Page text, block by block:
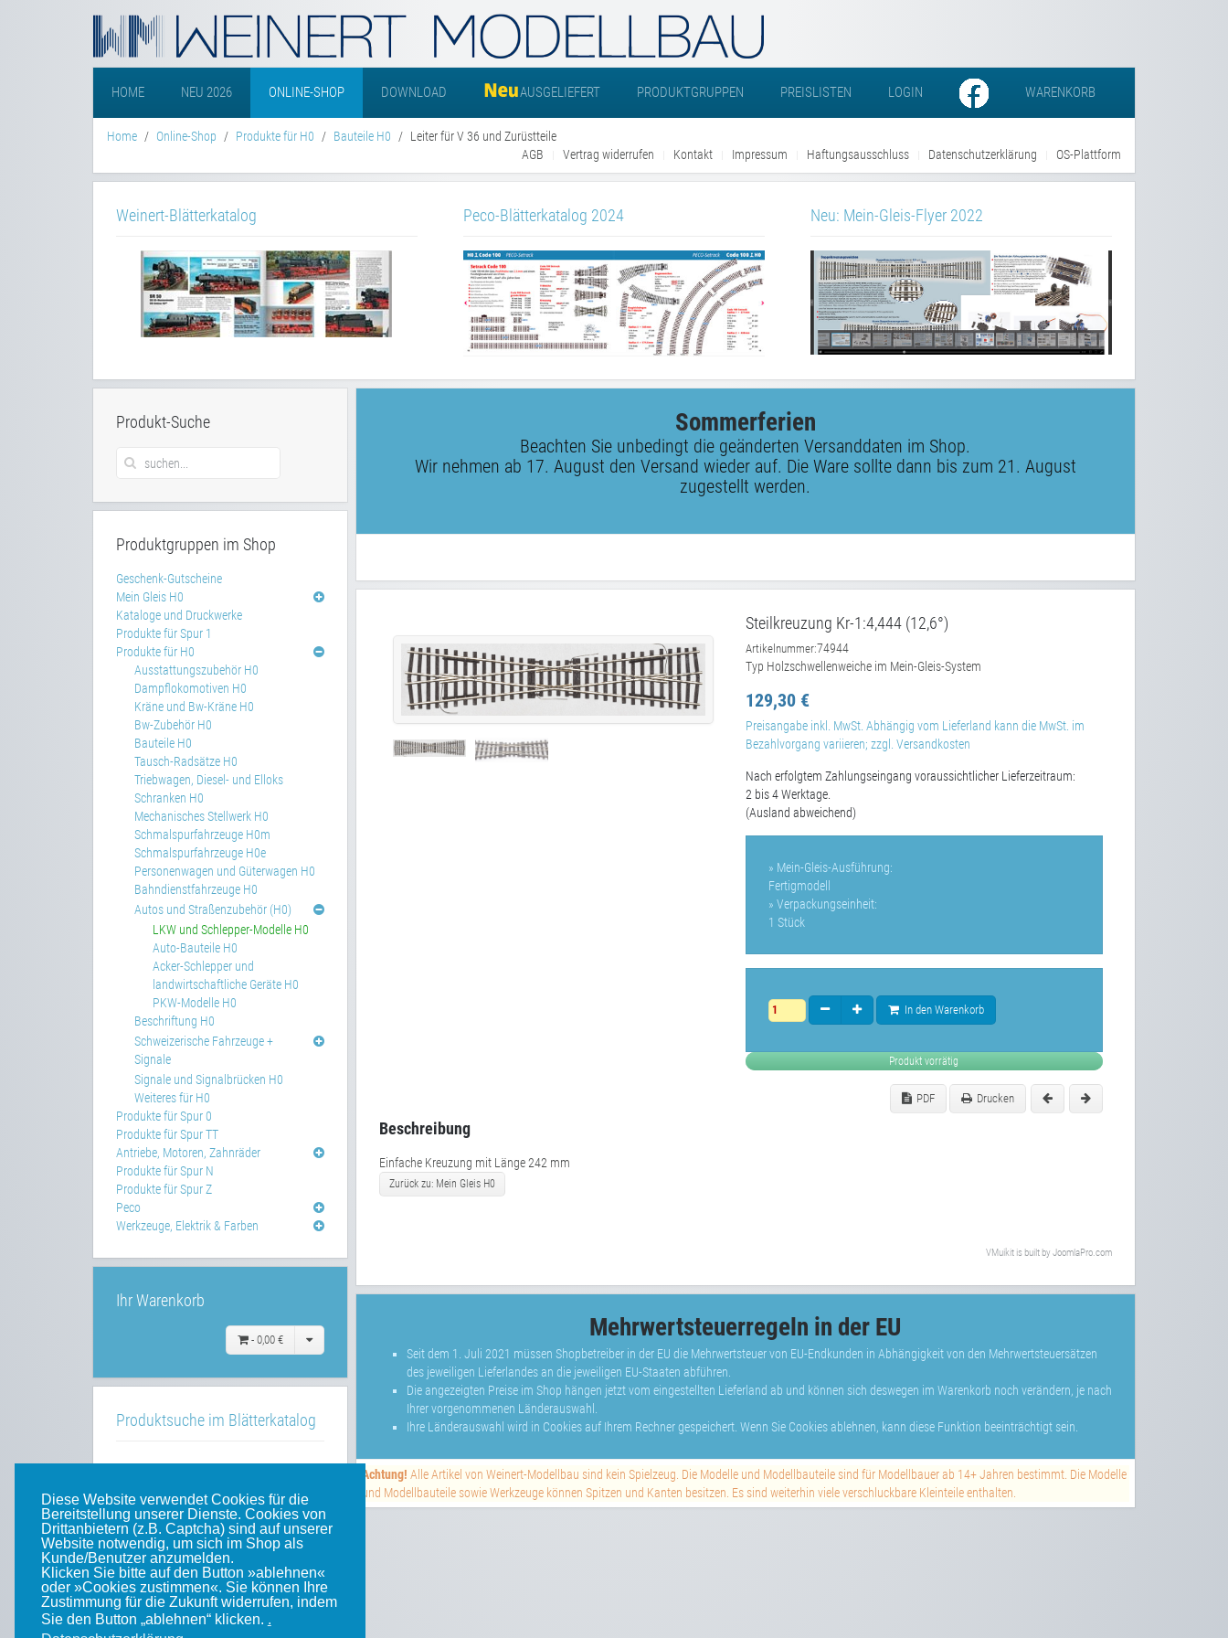
Diese Website verwendet Cookies für die
Bereitstellung unserer Dienste. Cookies von
Drittanbietern (z.B. Captcha) sind auf unserer
Website notwendig, um sich im Shop als
Kunde/Benutzer anzumelden.
Klicken Sie bitte auf den Button »ablehnen«
oder »Cookies zustimmen«. Sie können Ihre
Zustimmung für die Zukunft widerrufen, indem
Sie den Button „ablehnen“ klicken. .
HOME NEU 2026 ONLINE-SHOP DOWNLOAD AUSGELIEFERT PRODUKTGRUPPEN PREISLISTEN LOGIN WARENKORB
Home Online-Shop Produkte für H0 Bauteile H0
Leiter für V 36 und Zurüstteile
AGB
Vertrag widerrufen Kontakt Impressum Haftungsausschluss Datenschutzerklärung OS-Plattform
Weinert-Blätterkatalog Peco-Blätterkatalog 2024 Neu: Mein-Gleis-Flyer 2022
Sommerferien
Beachten Sie unbedingt die geänderten Versanddaten im Shop.
Wir nehmen ab 17. August den Versand wieder auf. Die Ware sollte dann bis zum 21. August
zugestellt werden.
Steilkreuzung Kr-1:4,444 (12,6°)
Artikelnummer:74944
Typ Holzschwellenweiche im Mein-Gleis-System
129,30 €
Preisangabe inkl. MwSt. Abhängig vom Lieferland kann die MwSt. im
Bezahlvorgang variieren; zzgl. Versandkosten
Nach erfolgtem Zahlungseingang voraussichtlicher Lieferzeitraum:
2 bis 4 Werktage.
(Ausland abweichend)
» Mein-Gleis-Ausführung:
Fertigmodell
» Verpackungseinheit:
1 Stück
In den Warenkorb
Produkt vorrätig
PDF Drucken
Beschreibung
Einfache Kreuzung mit Länge 242 mm
Zurück zu: Mein Gleis H0
VMuikit is built by JoomlaPro.com
Mehrwertsteuerregeln in der EU
Seit dem 1. Juli 2021 müssen Shopbetreiber in der EU die Mehrwertsteuer von EU-Endkunden in Abhängigkeit von den Mehrwertsteuersätzen
des jeweiligen Lieferlandes an die jeweiligen EU-Staaten abführen.
Die angezeigten Preise im Shop hängen jetzt vom eingestellten Lieferland ab und können sich deswegen im Warenkorb noch verändern, je nach
Ihrer vorgenommenen Länderauswahl.
Ihre Länderauswahl wird in Cookies auf Ihrem Rechner gespeichert. Wenn Sie Cookies ablehnen, kann diese Funktion beeinträchtigt sein.
Achtung! Alle Artikel von Weinert-Modellbau sind kein Spielzeug. Die Modelle und Modellbauteile sind für Modellbauer ab 14+ Jahren bestimmt. Die Modelle
und Modellbauteile sowie Werkzeuge können Spitzen und Kanten besitzen. Es sind weiterhin viele verschluckbare Kleinteile enthalten.
Produkt-Suche
Produktgruppen im Shop
Geschenk-Gutscheine
Mein Gleis H0
Kataloge und Druckwerke
Produkte für Spur 1
Produkte für H0
Ausstattungszubehör H0
Dampflokomotiven H0
Kräne und Bw-Kräne H0
Bw-Zubehör H0
Bauteile H0
Tausch-Radsätze H0
Triebwagen, Diesel- und Elloks
Schranken H0
Mechanisches Stellwerk H0
Schmalspurfahrzeuge H0m
Schmalspurfahrzeuge H0e
Personenwagen und Güterwagen H0
Bahndienstfahrzeuge H0
Autos und Straßenzubehör (H0)
LKW und Schlepper-Modelle H0
Auto-Bauteile H0
Acker-Schlepper und
landwirtschaftliche Geräte H0
PKW-Modelle H0
Beschriftung H0
Schweizerische Fahrzeuge +
Signale
Signale und Signalbrücken H0
Weiteres für H0
Produkte für Spur 0
Produkte für Spur TT
Antriebe, Motoren, Zahnräder
Produkte für Spur N
Produkte für Spur Z
Peco
Werkzeuge, Elektrik & Farben
Ihr Warenkorb
- 0,00 €
Produktsuche im Blätterkatalog
Unsere weiteren Websites
Weinert-Blog
mein Gleis